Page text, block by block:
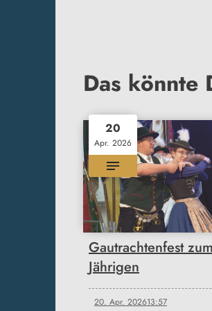
Das könnte
20
Apr. 2026
Gautrachtenfest
Jährigen
20. Apr. 202613:57